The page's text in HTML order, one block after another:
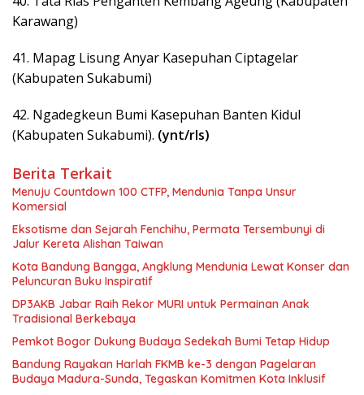
Karawang)
41. Mapag Lisung Anyar Kasepuhan Ciptagelar
(Kabupaten Sukabumi)
42. Ngadegkeun Bumi Kasepuhan Banten Kidul
(Kabupaten Sukabumi). (ynt/rls)
Berita Terkait
Menuju Countdown 100 CTFP, Mendunia Tanpa Unsur
Komersial
Eksotisme dan Sejarah Fenchihu, Permata Tersembunyi di
Jalur Kereta Alishan Taiwan
Kota Bandung Bangga, Angklung Mendunia Lewat Konser dan
Peluncuran Buku Inspiratif
DP3AKB Jabar Raih Rekor MURI untuk Permainan Anak
Tradisional Berkebaya
Pemkot Bogor Dukung Budaya Sedekah Bumi Tetap Hidup
Bandung Rayakan Harlah FKMB ke-3 dengan Pagelaran
Budaya Madura-Sunda, Tegaskan Komitmen Kota Inklusif